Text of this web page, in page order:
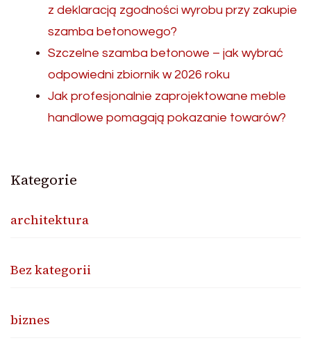
z deklaracją zgodności wyrobu przy zakupie
szamba betonowego?
Szczelne szamba betonowe – jak wybrać
odpowiedni zbiornik w 2026 roku
Jak profesjonalnie zaprojektowane meble
handlowe pomagają pokazanie towarów?
Kategorie
architektura
Bez kategorii
biznes